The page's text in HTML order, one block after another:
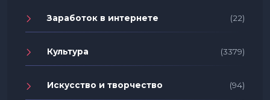
Заработок в интернете (22)
Культура (3379)
Искусство и творчество (94)